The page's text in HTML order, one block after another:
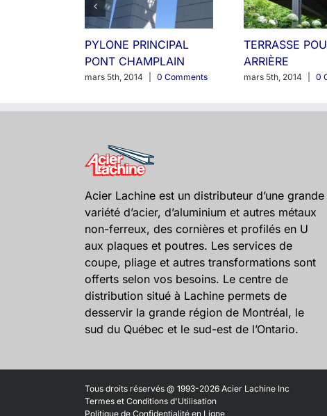
PYLONE PRINCIPAL
PONT CHAMPLAIN
mars 5th, 2014 0 Comments
TERRASSE
ARRIÈRE
mars 5th, 2014 0
Acier Lachine est un distributeur d’une grande
variété d’acier, d’aluminium et autres métaux
non-ferreux, des cornières et profilés en U
aux plaques et poutres. Les services de
coupe, pliage et autres transformations sont
offerts selon vos besoins. Le centre de
distribution situé à Lachine permets de
desservir la grande région de Montréal, le
sud du Québec et le sud-est de l’Ontario.
Tous droits réservés @ 1993-2026 Acier Lachine Inc
Termes et Conditions d'Utilisation
Politique de Confidentialité en Ligne